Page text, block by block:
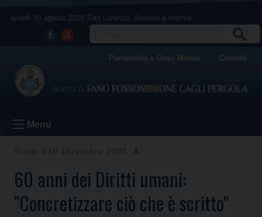
lunedì 10 agosto 2026 San Lorenzo, diacono e martire
Facebook
Youtube
Parrocchie e Orari Messe Contatti
Menu
60 anni dei Diritti umani:
"Concretizzare ciò che è scritto"